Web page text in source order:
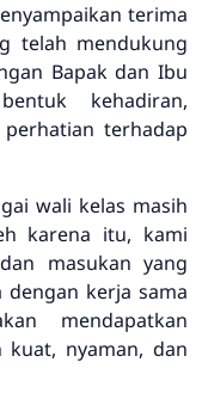
terima
telah mendukung
Bapak dan Ibu
kehadiran,
terhadap
wali kelas masih
karena itu, kami
masukan yang
dengan kerja sama
mendapatkan
nyaman, dan